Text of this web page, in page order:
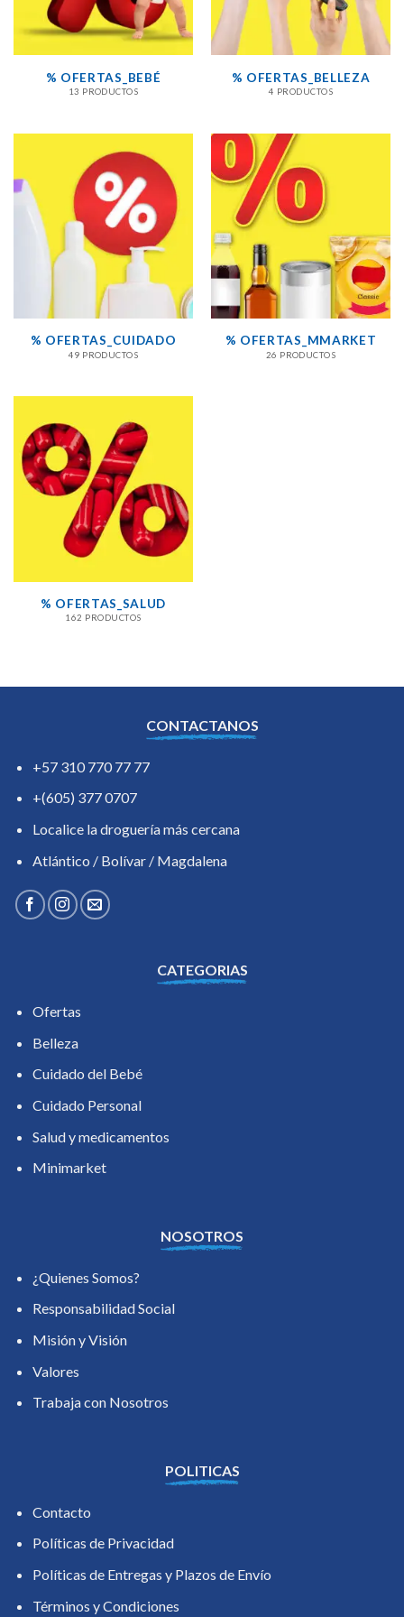
% OFERTAS_BEBÉ
13 PRODUCTOS
% OFERTAS_BELLEZA
4 PRODUCTOS
% OFERTAS_CUIDADO
49 PRODUCTOS
% OFERTAS_MMARKET
26 PRODUCTOS
% OFERTAS_SALUD
162 PRODUCTOS
CONTACTANOS
+57 310 770 77 77
+(605) 377 0707
Localice la droguería más cercana
Atlántico / Bolívar / Magdalena
CATEGORIAS
Ofertas
Belleza
Cuidado del Bebé
Cuidado Personal
Salud y medicamentos
Minimarket
NOSOTROS
¿Quienes Somos?
Responsabilidad Social
Misión y Visión
Valores
Trabaja con Nosotros
POLITICAS
Contacto
Políticas de Privacidad
Políticas de Entregas y Plazos de Envío
Términos y Condiciones